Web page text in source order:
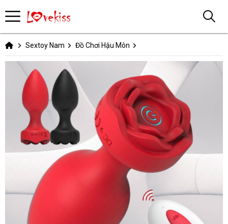
Sextoy Nam Đồ Chơi Hậu Môn